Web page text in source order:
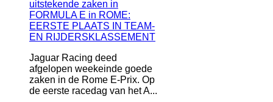
Jaguar Racing deed
afgelopen weekeinde goede
zaken in de Rome E-Prix. Op
de eerste racedag van het A...